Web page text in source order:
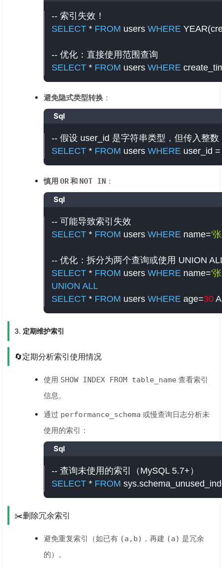
-- 索引失效！
SELECT * FROM users WHERE YEAR(
-- 优化：直接使用范围查询
SELECT * FROM users WHERE
避免隐式类型转换：
Sql
-- 假设 user_id 是字符串类型，但传入整数
SELECT * FROM users WHERE user_id =
慎用 OR和 NOT IN：
Sql
-- 可能导致索引失效
SELECT * FROM users WHERE name='
-- 优化：拆分为两个查询或使用 UNION
SELECT * FROM users WHERE name='
UNION ALL
SELECT * FROM users WHERE age=30
3. 定期维护索引
🔄定期分析索引使用情况
使用 SHOW INDEX FROM table_name 查看索引
信息。
通过 performance_schema 或慢查询日志分析未
使用的索引：
Sql
-- 查询未使用的索引（MySQL 5.7+）
SELECT * FROM sys.
✂️删除冗余索引
避免重复索引（如已有 (a,b) ，再建 (a) 是冗余
的）。